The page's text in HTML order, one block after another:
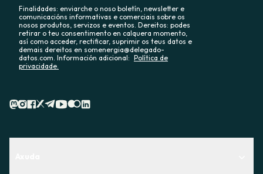
Finalidades: enviarche o noso boletín, newsletter e
comunicacións informativas e comerciais sobre os
nosos produtos, servizos e eventos. Dereitos: podes
retirar o teu consentimento en calquera momento,
así como acceder, rectificar, suprimir os teus datos e
demais dereitos en somenergia@delegado-
datos.com. Información adicional: Política de
privacidade.